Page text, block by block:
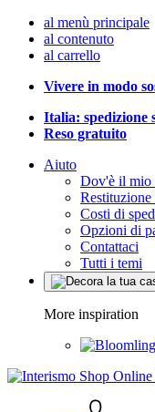
al menù principale
al contenuto
al carrello
Vivere in modo
Italia: spedizione
Reso gratuito
Aiuto
Dov'è il mio
Costi di
Opzioni di
Contattaci
Tutti i temi
More inspiration